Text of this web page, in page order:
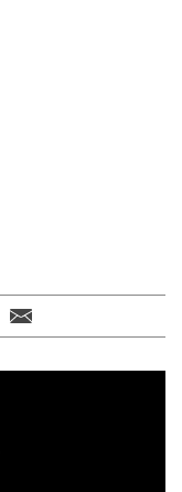
sur TwitterPartager par e-mail